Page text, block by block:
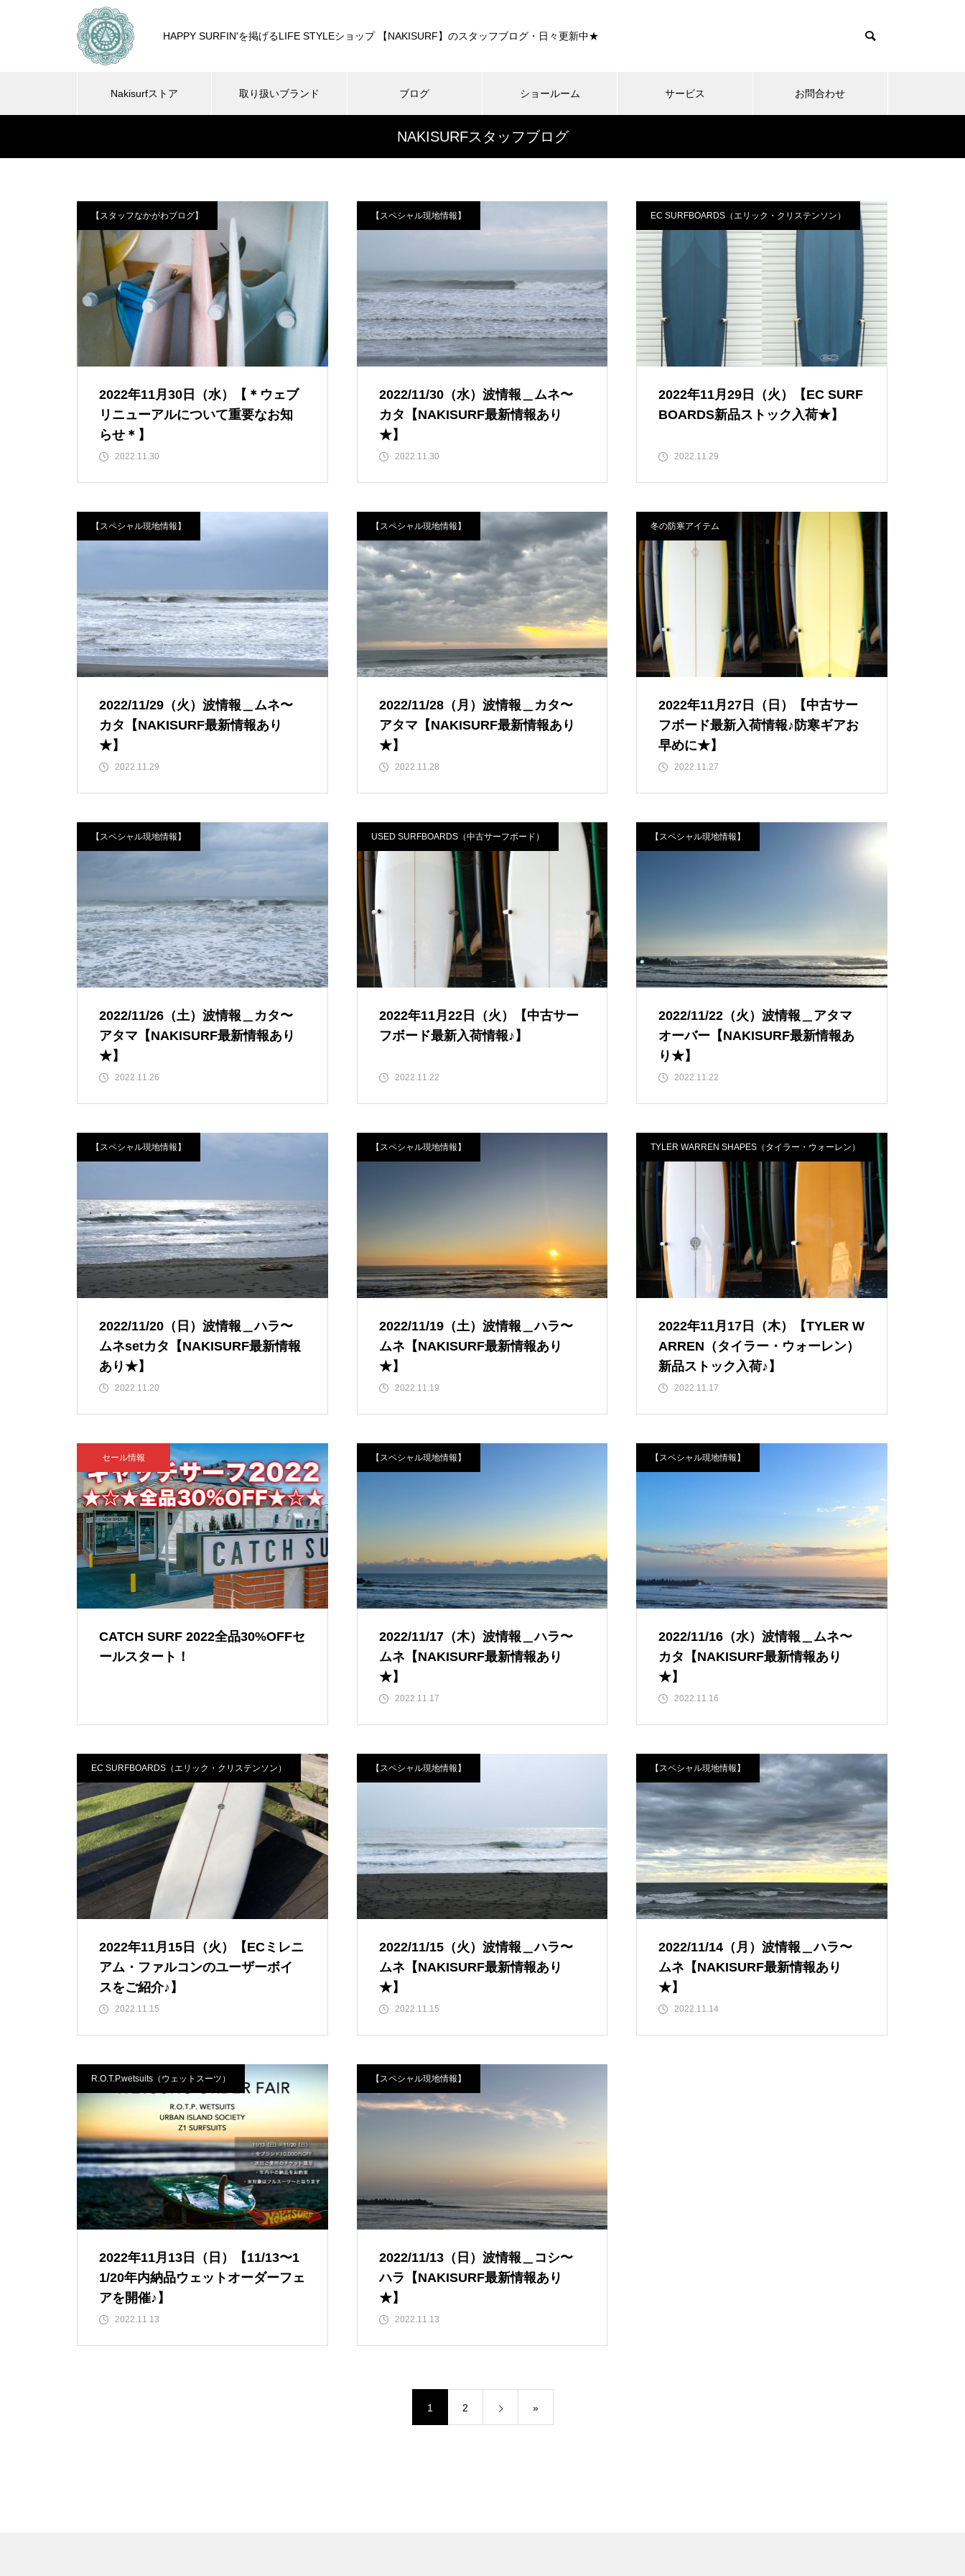
HAPPY SURFIN'を掲げるLIFE STYLEショップ 【NAKISURF】のスタッフブログ・日々更新中★
Nakisurfストア 取り扱いブランド ブログ ショールーム サービス お問合わせ
NAKISURFスタッフブログ
【スタッフなかがわブログ】
2022年11月30日（水）【＊ウェブ
リニューアルについて重要なお知
らせ＊】
2022.11.30
【スペシャル現地情報】
2022/11/30（水）波情報＿ムネ〜
カタ【NAKISURF最新情報あり
★】
2022.11.30
EC SURFBOARDS（エリック・クリステンソン）
2022年11月29日（火）【EC SURF
BOARDS新品ストック入荷★】
2022.11.29
【スペシャル現地情報】
2022/11/29（火）波情報＿ムネ〜
カタ【NAKISURF最新情報あり
★】
2022.11.29
【スペシャル現地情報】
2022/11/28（月）波情報＿カタ〜
アタマ【NAKISURF最新情報あり
★】
2022.11.28
冬の防寒アイテム
2022年11月27日（日）【中古サー
フボード最新入荷情報♪防寒ギアお
早めに★】
2022.11.27
【スペシャル現地情報】
2022/11/26（土）波情報＿カタ〜
アタマ【NAKISURF最新情報あり
★】
2022.11.26
USED SURFBOARDS（中古サーフボード）
2022年11月22日（火）【中古サー
フボード最新入荷情報♪】
2022.11.22
【スペシャル現地情報】
2022/11/22（火）波情報＿アタマ
オーバー【NAKISURF最新情報あ
り★】
2022.11.22
【スペシャル現地情報】
2022/11/20（日）波情報＿ハラ〜
ムネsetカタ【NAKISURF最新情報
あり★】
2022.11.20
【スペシャル現地情報】
2022/11/19（土）波情報＿ハラ〜
ムネ【NAKISURF最新情報あり
★】
2022.11.19
TYLER WARREN SHAPES（タイラー・ウォーレン）
2022年11月17日（木）【TYLER W
ARREN（タイラー・ウォーレン）
新品ストック入荷♪】
2022.11.17
セール情報
CATCH SURF 2022全品30%OFFセ
ールスタート！
【スペシャル現地情報】
2022/11/17（木）波情報＿ハラ〜
ムネ【NAKISURF最新情報あり
★】
2022.11.17
【スペシャル現地情報】
2022/11/16（水）波情報＿ムネ〜
カタ【NAKISURF最新情報あり
★】
2022.11.16
EC SURFBOARDS（エリック・クリステンソン）
2022年11月15日（火）【ECミレニ
アム・ファルコンのユーザーボイ
スをご紹介♪】
2022.11.15
【スペシャル現地情報】
2022/11/15（火）波情報＿ハラ〜
ムネ【NAKISURF最新情報あり
★】
2022.11.15
【スペシャル現地情報】
2022/11/14（月）波情報＿ハラ〜
ムネ【NAKISURF最新情報あり
★】
2022.11.14
R.O.T.P.wetsuits（ウェットスーツ）
2022年11月13日（日）【11/13〜1
1/20年内納品ウェットオーダーフェ
アを開催♪】
2022.11.13
【スペシャル現地情報】
2022/11/13（日）波情報＿コシ〜
ハラ【NAKISURF最新情報あり
★】
2022.11.13
1 2 »